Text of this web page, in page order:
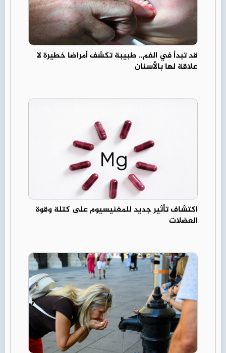
قد تبدأ في الفم.. طبيبة تكشف أمراضا خطيرة لا
علاقة لها بالأسنان
اكتشاف تأثير جديد للمغنيسيوم على كتلة وقوة
العضلات